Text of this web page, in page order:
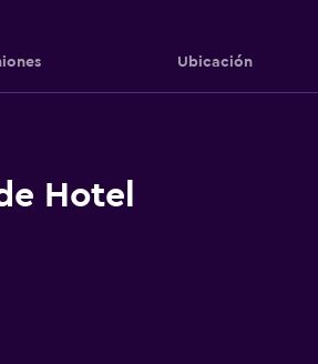
Ubicación
Hotel